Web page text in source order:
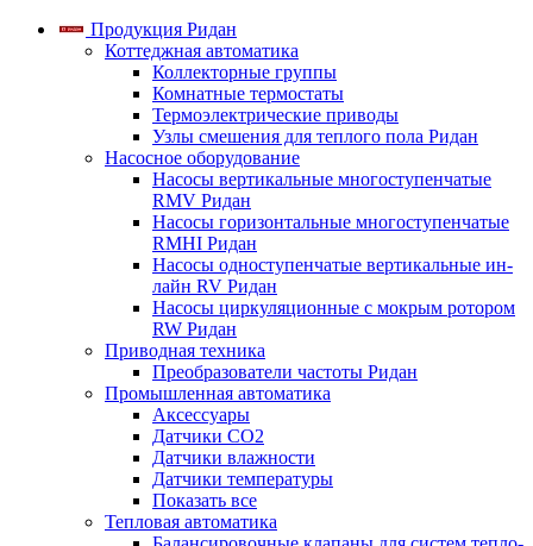
Продукция Ридан
Коттеджная автоматика
Коллекторные группы
Комнатные термостаты
Термоэлектрические приводы
Узлы смешения для теплого пола Ридан
Насосное оборудование
Насосы вертикальные многоступенчатые
RMV Ридан
Насосы горизонтальные многоступенчатые
RMHI Ридан
Насосы одноступенчатые вертикальные ин-
лайн RV Ридан
Насосы циркуляционные с мокрым ротором
RW Ридан
Приводная техника
Преобразователи частоты Ридан
Промышленная автоматика
Аксессуары
Датчики CO2
Датчики влажности
Датчики температуры
Показать все
Тепловая автоматика